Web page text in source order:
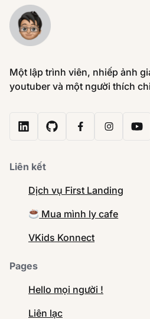
Một lập trình viên, nhiếp ảnh
youtuber và một người thích
Liên kết
Dịch vụ First Landing
Mua mình ly cafe
VKids Konnect
Pages
Hello mọi người !
Liên lạc